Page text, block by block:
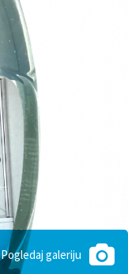
Pogledaj galeriju